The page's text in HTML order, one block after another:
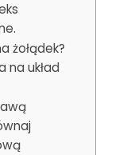
żołądek?
na układ